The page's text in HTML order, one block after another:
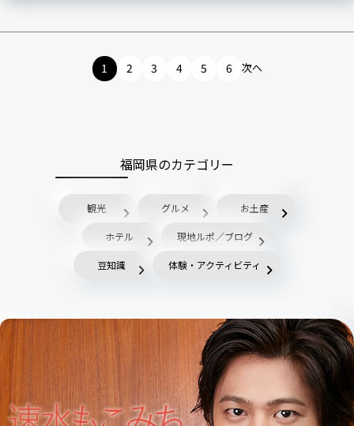
1 2 3 4 5 6 次へ
福岡県のカテゴリー
観光 グルメ お土産
ホテル 現地ルポ／ブログ
豆知識 体験・アクティビティ